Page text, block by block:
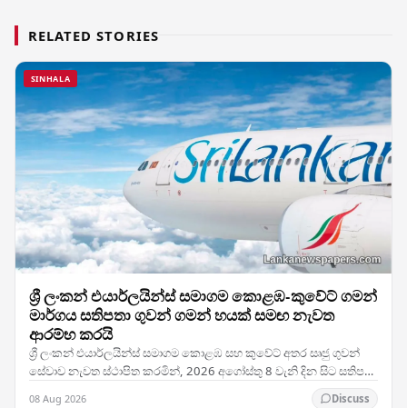
RELATED STORIES
SINHALA
ශ්‍රී ලංකන් එයාර්ලයින්ස් සමාගම කොළඹ-කුවේට් ගමන්
මාර්ගය සතිපතා ගුවන් ගමන් හයක් සමඟ නැවත
ආරම්භ කරයි
ශ්‍රී ලංකන් එයාර්ලයින්ස් සමාගම කොළඹ සහ කුවේට් අතර සෘජු ගුවන්
සේවාව නැවත ස්ථාපිත කරමින්, 2026 අගෝස්තු 8 වැනි දින සිට සතිපතා
08 Aug 2026 Discuss